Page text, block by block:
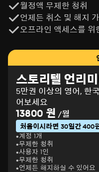
월정액 무제한 청취
언제든 취소 및 해지
오프라인 액세스를 위
스토리텔 언리
5만권 이상의 영어, 한
어보세요
13800 원 /월
처음이시라면 30일간 400
계정 1개
무제한 청취
사용자 1인
무제한 청취
언제든 해지하실 수 있어요